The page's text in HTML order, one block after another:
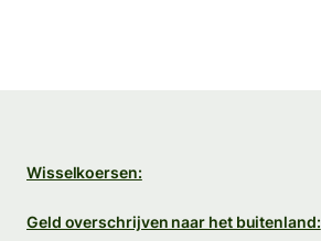
Wisselkoersen:
Geld overschrijven naar het buitenland: